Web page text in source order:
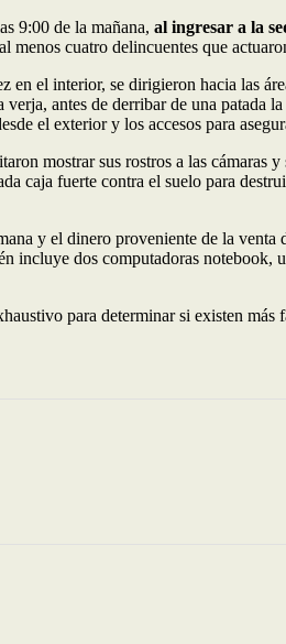
9:00 de la mañana, al ingresar a la
cuatro delincuentes que
el interior, se dirigieron hacia las
antes de derribar de una patada
el exterior y los accesos para
mostrar sus rostros a las cámaras
caja fuerte contra el suelo para
y el dinero proveniente de la venta
incluye dos computadoras notebook,
para determinar si existen más